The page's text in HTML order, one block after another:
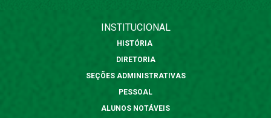
INSTITUCIONAL
HISTÓRIA
DIRETORIA
SEÇÕES ADMINISTRATIVAS
PESSOAL
ALUNOS NOTÁVEIS